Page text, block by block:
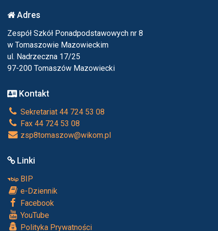
Adres
Zespół Szkół Ponadpodstawowych nr 8
w Tomaszowie Mazowieckim
ul. Nadrzeczna 17/25
97-200 Tomaszów Mazowiecki
Kontakt
Sekretariat 44 724 53 08
Fax 44 724 53 08
zsp8tomaszow@wikom.pl
Linki
BIP
e-Dziennik
Facebook
YouTube
Polityka Prywatności